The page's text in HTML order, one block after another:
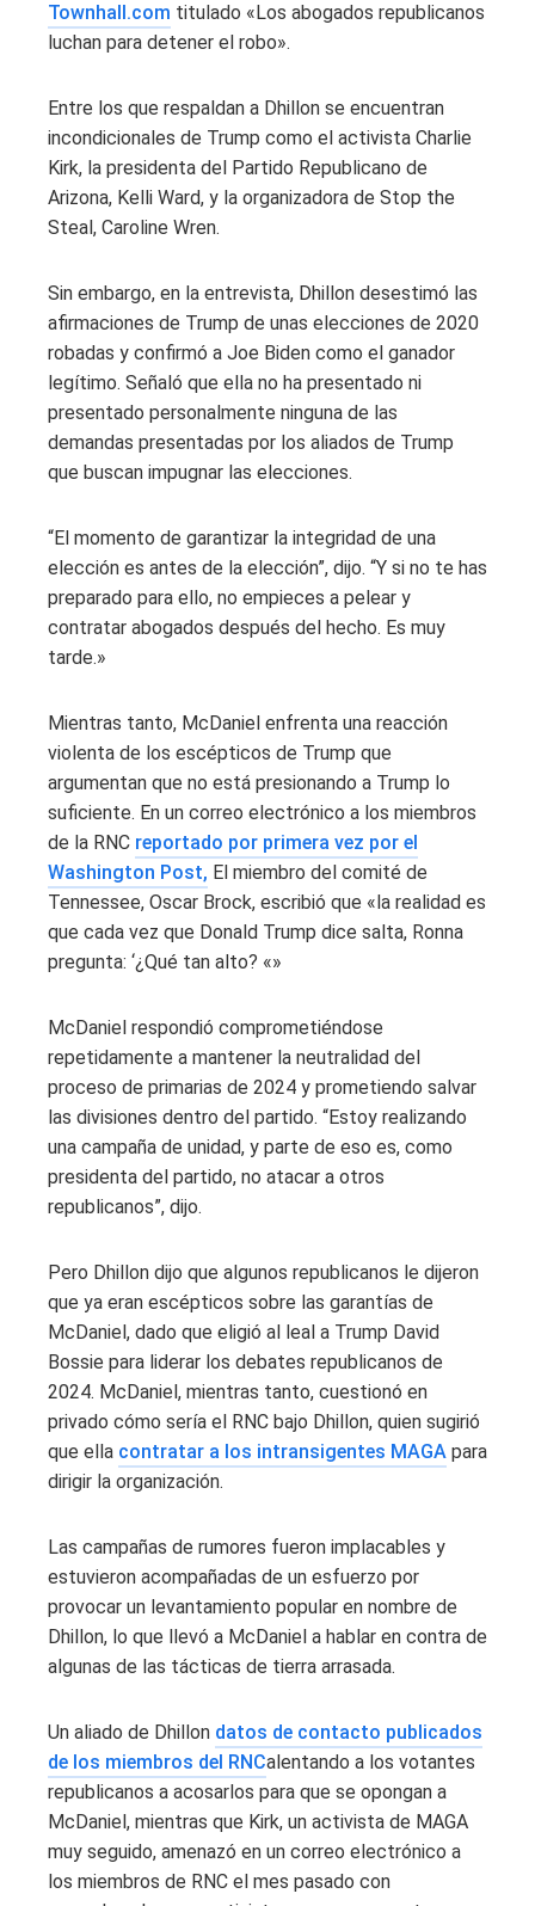
Townhall.com titulado «Los abogados republicanos
luchan para detener el robo».
Entre los que respaldan a Dhillon se encuentran
incondicionales de Trump como el activista Charlie
Kirk, la presidenta del Partido Republicano de
Arizona, Kelli Ward, y la organizadora de Stop the
Steal, Caroline Wren.
Sin embargo, en la entrevista, Dhillon desestimó las
afirmaciones de Trump de unas elecciones de 2020
robadas y confirmó a Joe Biden como el ganador
legítimo. Señaló que ella no ha presentado ni
presentado personalmente ninguna de las
demandas presentadas por los aliados de Trump
que buscan impugnar las elecciones.
“El momento de garantizar la integridad de una
elección es antes de la elección”, dijo. “Y si no te has
preparado para ello, no empieces a pelear y
contratar abogados después del hecho. Es muy
tarde.»
Mientras tanto, McDaniel enfrenta una reacción
violenta de los escépticos de Trump que
argumentan que no está presionando a Trump lo
suficiente. En un correo electrónico a los miembros
de la RNC reportado por primera vez por el
Washington Post, El miembro del comité de
Tennessee, Oscar Brock, escribió que «la realidad es
que cada vez que Donald Trump dice salta, Ronna
pregunta: ‘¿Qué tan alto? «»
McDaniel respondió comprometiéndose
repetidamente a mantener la neutralidad del
proceso de primarias de 2024 y prometiendo salvar
las divisiones dentro del partido. “Estoy realizando
una campaña de unidad, y parte de eso es, como
presidenta del partido, no atacar a otros
republicanos”, dijo.
Pero Dhillon dijo que algunos republicanos le dijeron
que ya eran escépticos sobre las garantías de
McDaniel, dado que eligió al leal a Trump David
Bossie para liderar los debates republicanos de
2024. McDaniel, mientras tanto, cuestionó en
privado cómo sería el RNC bajo Dhillon, quien sugirió
que ella contratar a los intransigentes MAGA para
dirigir la organización.
Las campañas de rumores fueron implacables y
estuvieron acompañadas de un esfuerzo por
provocar un levantamiento popular en nombre de
Dhillon, lo que llevó a McDaniel a hablar en contra de
algunas de las tácticas de tierra arrasada.
Un aliado de Dhillon datos de contacto publicados
de los miembros del RNCalentando a los votantes
republicanos a acosarlos para que se opongan a
McDaniel, mientras que Kirk, un activista de MAGA
muy seguido, amenazó en un correo electrónico a
los miembros de RNC el mes pasado con